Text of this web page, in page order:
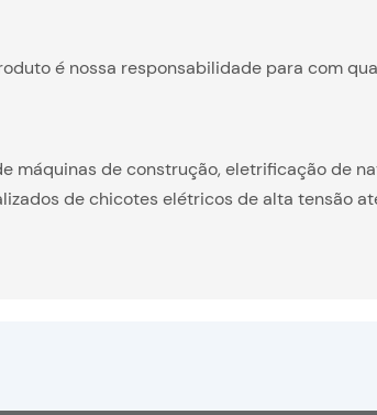
é nossa responsabilidade para com
máquinas de construção, eletrificação de
de chicotes elétricos de alta tensão